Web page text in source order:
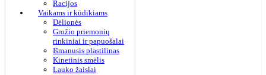
Racijos
Vaikams ir kūdikiams
Dėlionės
Grožio priemonių
rinkiniai ir papuošalai
Išmanusis plastilinas
Kinetinis smėlis
Lauko žaislai